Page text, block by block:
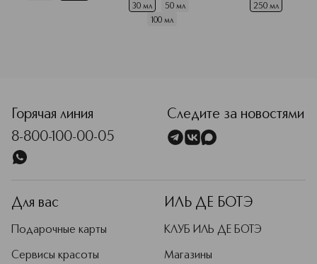
30 мл
50 мл
100 мл
250 мл
Горячая линия
8-800-100-00-05
Следите за новостями
Для вас
Подарочные карты
Сервисы красоты
ИЛЬ ДЕ БОТЭ
КЛУБ ИЛЬ ДЕ БОТЭ
Магазины